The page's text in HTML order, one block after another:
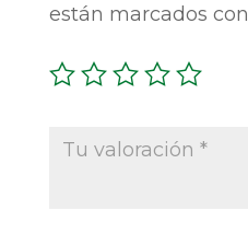
están marcados con